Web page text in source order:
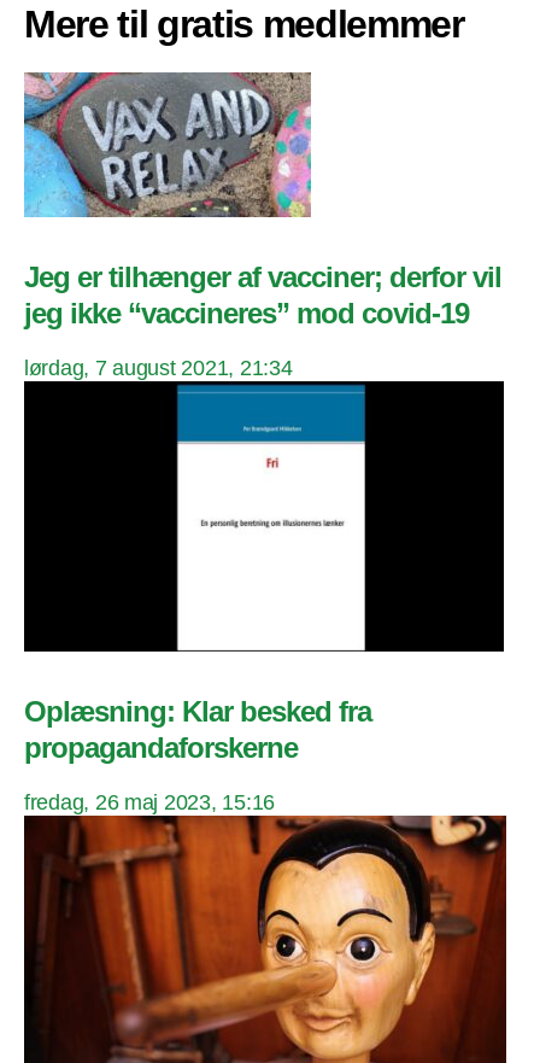
Mere til gratis medlemmer
Jeg er tilhænger af vacciner; derfor vil
jeg ikke “vaccineres” mod covid-19
lørdag, 7 august 2021, 21:34
Oplæsning: Klar besked fra
propagandaforskerne
fredag, 26 maj 2023, 15:16